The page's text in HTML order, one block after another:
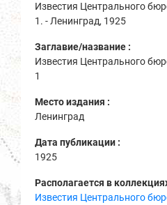
Известия Центрального
1. - Ленинград, 1925
Заглавие/название :
Известия Центрального
1
Место издания :
Ленинград
Дата публикации :
1925
Располагается в
Известия Центрального